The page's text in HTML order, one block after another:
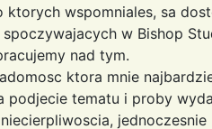
ktorych wspomniales, sa
spoczywajacych w Bishop
nad tym.
ktora mnie
podjecie tematu i proby